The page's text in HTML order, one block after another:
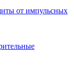
от импульсных